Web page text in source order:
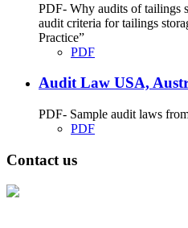
PDF- Why audits of tailings
audit criteria for tailings
Practice”
PDF
Audit Law USA,
PDF- Sample audit laws
PDF
Contact us